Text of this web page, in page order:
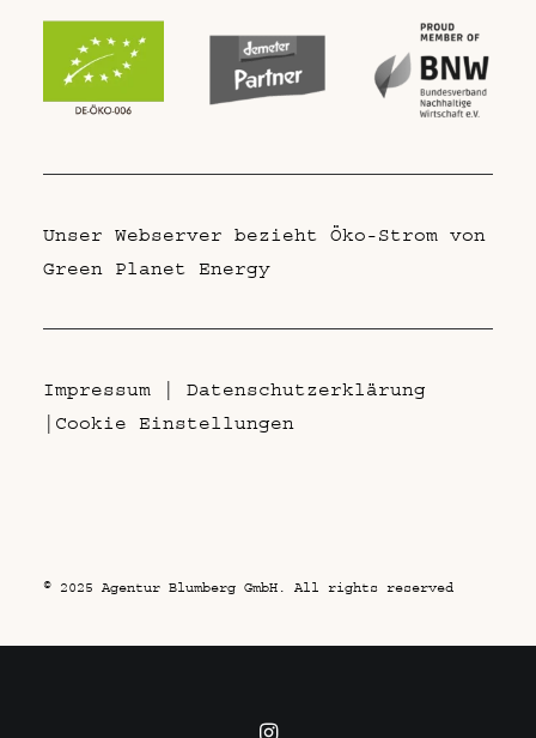
Unser Webserver bezieht Öko-Strom von
Green Planet Energy
Impressum
Datenschutzerklärung
Cookie Einstellungen
© 2025 Agentur Blumberg GmbH. All rights reserved